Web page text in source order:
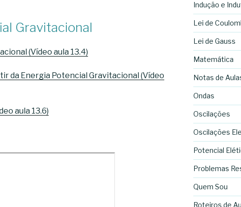
Gravitacional
(Vídeo aula 13.4)
da Energia Potencial Gravitacional (Vídeo
aula 13.6)
Indução e
Lei de
Lei de Gauss
Matemática
Notas de
Ondas
Oscilações
Oscilações
Potencial
Problemas
Quem Sou
Roteiros de